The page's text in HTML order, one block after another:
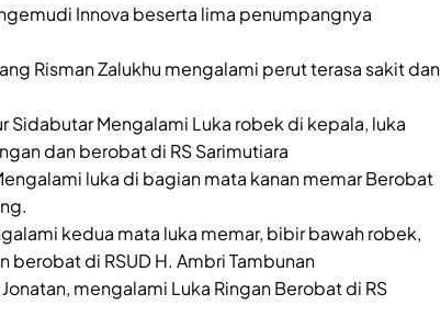
Innova beserta lima penumpangnya
Risman Zalukhu mengalami perut terasa sakit dan
Sidabutar Mengalami Luka robek di kepala, luka
dan berobat di RS Sarimutiara
luka di bagian mata kanan memar Berobat
kedua mata luka memar, bibir bawah robek,
berobat di RSUD H. Ambri Tambunan
mengalami Luka Ringan Berobat di RS